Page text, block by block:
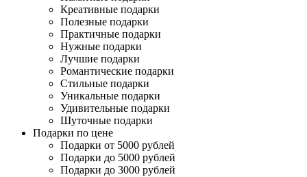
Креативные подарки
Полезные подарки
Практичные подарки
Нужные подарки
Лучшие подарки
Романтические подарки
Стильные подарки
Уникальные подарки
Удивительные подарки
Шуточные подарки
Подарки по цене
Подарки от 5000 рублей
Подарки до 5000 рублей
Подарки до 3000 рублей